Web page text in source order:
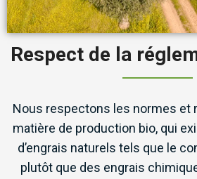
Respect de la
Nous respectons les normes et
matière de production bio, qui
d’engrais naturels tels que le
plutôt que des engrais